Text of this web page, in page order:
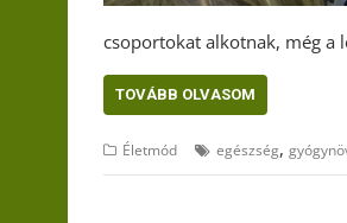
csoportokat alkotnak, még a
TOVÁBB OLVASOM
Életmód egészség,